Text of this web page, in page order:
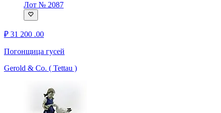
Лот № 2087
₽ 31 200 .00
Погонщица гусей
Gerold & Co. ( Tettau )